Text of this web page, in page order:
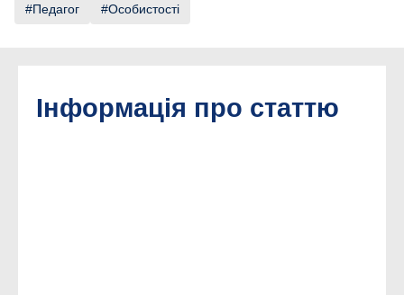
Педагог Особистості
Інформація про статтю